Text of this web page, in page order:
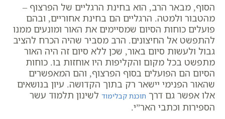
הסוף, מבאר הרב, הוא בחינת הרגליים של הפרצוף –
מהטבור ולמטה. הרגליים הם בחינת אחוריים, ובהם
פועלים כוחות הסיום שמסיימים את האור ומונעים ממנו
להתפשט אל החיצונים. הרב מסביר שהיה הכרח להציב
גבול ולעשות סיום באור, שכן ללא סיום זה היה האור
מתפשט בכל מקום והקליפות היו אוחזות בו. כוחות
הסיום הם הפועלים בסוף הפרצוף, והם המאפשרים
שהאור הפנימי יישאר רק בתוך הקדושה. עיון בנושאים
אלו אפשר גם דרך תוכנת קבלימוד לשינון תלמוד עשר
הספירות וכתבי האר”י.